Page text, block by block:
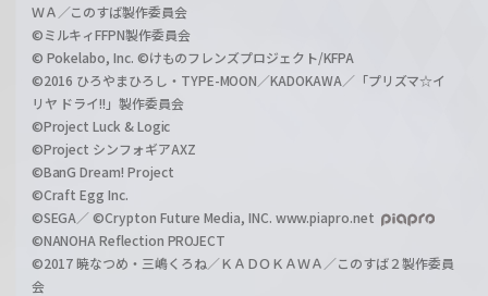
ＷＡ／このすば製作委員会
©ミルキィFFPN製作委員会
© Pokelabo, Inc. ©けものフレンズプロジェクト/KFPA
©2016 ひろやまひろし・TYPE-MOON／KADOKAWA／「プリズマ☆イ
リヤ ドライ!!」製作委員会
©Project Luck & Logic
©Project シンフォギアAXZ
©BanG Dream! Project
©Craft Egg Inc.
©SEGA／ ©Crypton Future Media, INC. www.piapro.net
©NANOHA Reflection PROJECT
©2017 暁なつめ・三嶋くろね／ＫＡＤＯＫＡＷＡ／このすば２製作委員
会